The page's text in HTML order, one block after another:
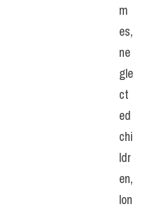
m
es,
ne
gle
ct
ed
chi
ldr
en,
lon